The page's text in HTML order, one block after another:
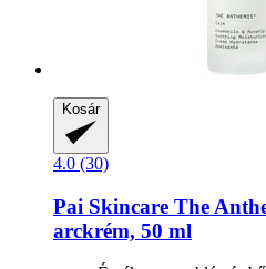
Kosár
4.0 (30)
Pai Skincare The
arckrém, 50 ml